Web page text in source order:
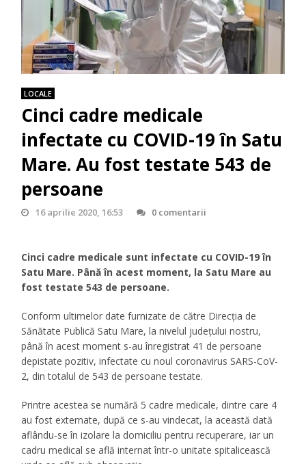
LOCALE
Cinci cadre medicale
infectate cu COVID-19 în Satu
Mare. Au fost testate 543 de
persoane
16 aprilie 2020, 16:53 0 comentarii
Cinci cadre medicale sunt infectate cu COVID-19 în
Satu Mare. Până în acest moment, la Satu Mare au
fost testate 543 de persoane.
Conform ultimelor date furnizate de către Direcția de
Sănătate Publică Satu Mare, la nivelul județului nostru,
până în acest moment s-au înregistrat 41 de persoane
depistate pozitiv, infectate cu noul coronavirus SARS-CoV-
2, din totalul de 543 de persoane testate.
Printre acestea se numără 5 cadre medicale, dintre care 4
au fost externate, după ce s-au vindecat, la această dată
aflându-se în izolare la domiciliu pentru recuperare, iar un
cadru medical se află internat într-o unitate spitalicească